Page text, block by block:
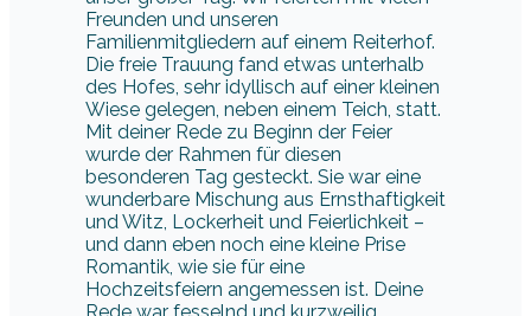
wurde der Rahmen für diesen
besonderen Tag gesteckt. Sie war eine
wunderbare Mischung aus Ernsthaftigkeit
und Witz, Lockerheit und Feierlichkeit –
und dann eben noch eine kleine Prise
Romantik, wie sie für eine
Hochzeitsfeiern angemessen ist. Deine
Rede war fesselnd und kurzweilig,
anregend und hat uns beide als Paar in
den verschiedensten Facetten
beleuchtet, sodass am Ende nicht nur
uns, sondern auch unseren Gästen klar
sein musste: Dass wir heiraten, ist trotz